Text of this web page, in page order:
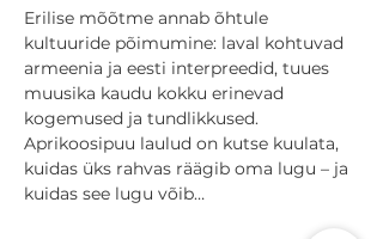
Erilise mõõtme annab õhtule
kultuuride põimumine: laval kohtuvad
armeenia ja eesti interpreedid, tuues
muusika kaudu kokku erinevad
kogemused ja tundlikkused.
Aprikoosipuu laulud on kutse kuulata,
kuidas üks rahvas räägib oma lugu – ja
kuidas see lugu võib…